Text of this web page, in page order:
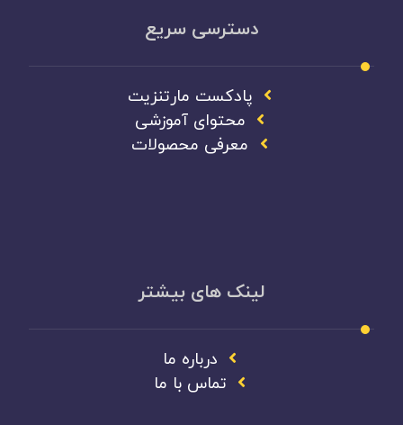
دسترسی سریع
پادکست مارتنزیت
محتوای آموزشی
معرفی محصولات
لینک های بیشتر
درباره ما
تماس با ما